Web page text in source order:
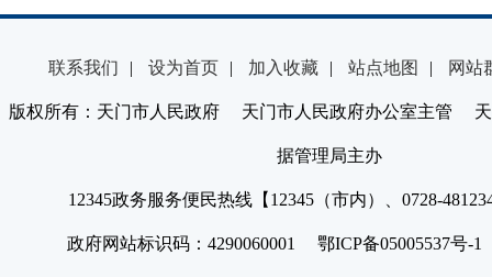
联系我们 | 设为首页 | 加入收藏 | 站点地图 | 网站
版权所有：天门市人民政府 天门市人民政府办公室主管 天
据管理局主办
12345政务服务便民热线【12345（市内）、0728-
政府网站标识码：4290060001 鄂ICP备05005537号